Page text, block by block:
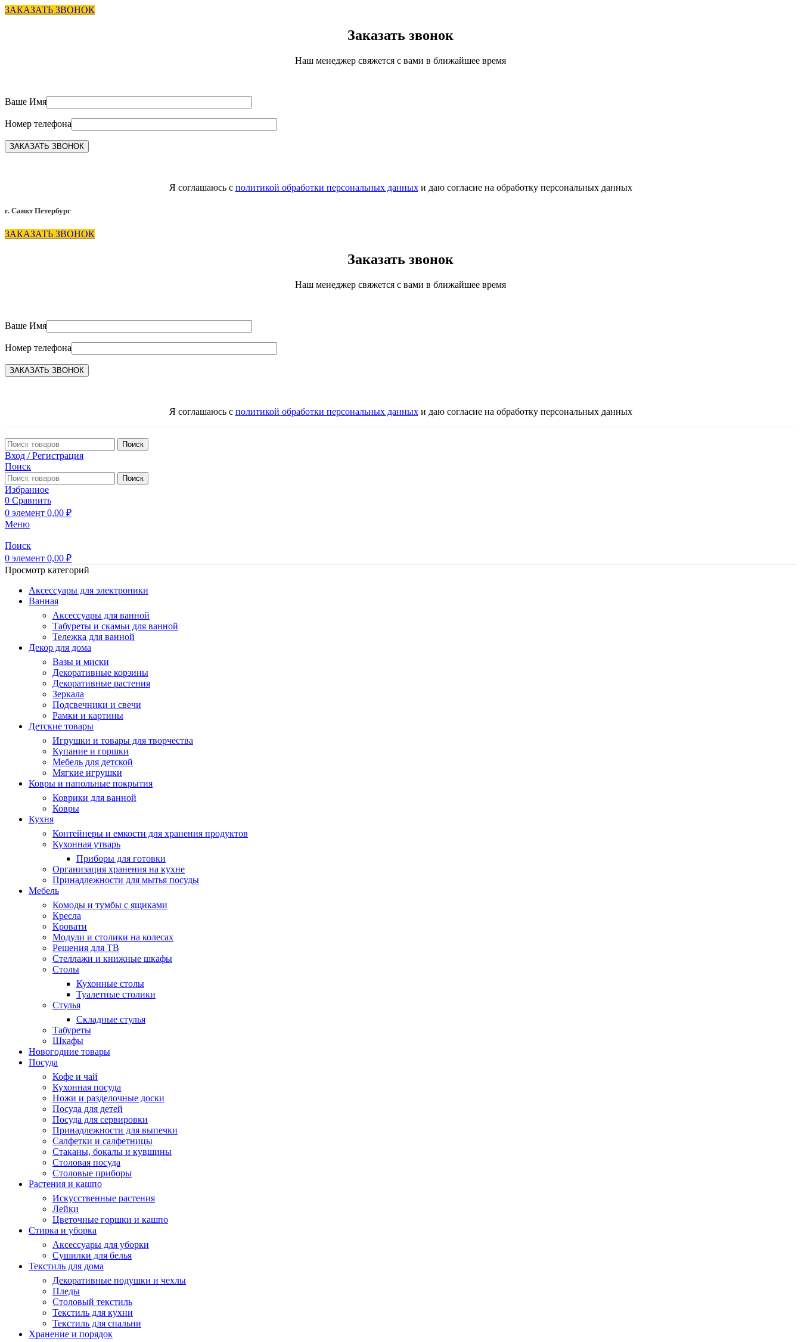
ЗАКАЗАТЬ ЗВОНОК
Заказать звонок
Наш менеджер свяжется с вами в ближайшее время
Ваше Имя
Номер телефона
Я соглашаюсь с политикой обработки персональных данныхи даю согласие на обработку персональных данных
г. Санкт Петербург
ЗАКАЗАТЬ ЗВОНОК
Заказать звонок
Наш менеджер свяжется с вами в ближайшее время
Ваше Имя
Номер телефона
Я соглашаюсь с политикой обработки персональных данныхи даю согласие на обработку персональных данных
Поиск
Вход / Регистрация
Поиск
Поиск
Избранное
0 Сравнить
0 элемент 0,00 ₽
Меню
Поиск
0 элемент 0,00 ₽
Просмотр категорий
Аксессуары для электроники
Ванная
Аксессуары для ванной
Табуреты и скамьи для ванной
Тележка для ванной
Декор для дома
Вазы и миски
Декоративные корзины
Декоративные растения
Зеркала
Подсвечники и свечи
Рамки и картины
Детские товары
Игрушки и товары для творчества
Купание и горшки
Мебель для детской
Мягкие игрушки
Ковры и напольные покрытия
Коврики для ванной
Ковры
Кухня
Контейнеры и емкости для хранения продуктов
Кухонная утварь
Приборы для готовки
Организация хранения на кухне
Принадлежности для мытья посуды
Мебель
Комоды и тумбы с ящиками
Кресла
Кровати
Модули и столики на колесах
Решения для ТВ
Стеллажи и книжные шкафы
Столы
Кухонные столы
Туалетные столики
Стулья
Складные стулья
Табуреты
Шкафы
Новогодние товары
Посуда
Кофе и чай
Кухонная посуда
Ножи и разделочные доски
Посуда для детей
Посуда для сервировки
Принадлежности для выпечки
Салфетки и салфетницы
Стаканы, бокалы и кувшины
Столовая посуда
Столовые приборы
Растения и кашпо
Искусственные растения
Лейки
Цветочные горшки и кашпо
Стирка и уборка
Аксессуары для уборки
Сушилки для белья
Текстиль для дома
Декоративные подушки и чехлы
Пледы
Столовый текстиль
Текстиль для кухни
Текстиль для спальни
Хранение и порядок